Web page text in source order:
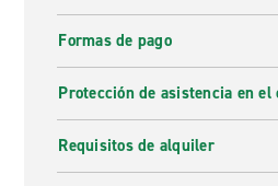
Formas de pago
Protección de asistencia en el
Requisitos de alquiler